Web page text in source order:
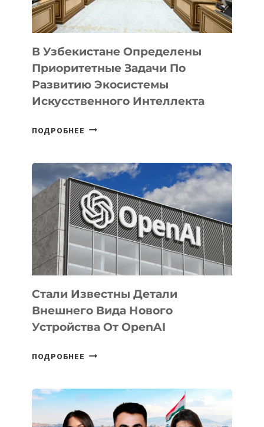
В Узбекистане Определены
Приоритетные Задачи По
Развитию Экосистемы
Искусственного Интеллекта
ПОДРОБНЕЕ
ПРИОРИТЕТНЫЕ
ЗАДАЧИ
ПО
РАЗВИТИЮ
ЭКОСИСТЕМЫ
ИСКУССТВЕННОГО
ИНТЕЛЛЕКТА
Стали Известны Детали
Внешнего Вида Нового
Устройства От OpenAI
ПОДРОБНЕЕ СТАЛИ
ВНЕШНЕГО
ВИДА